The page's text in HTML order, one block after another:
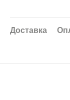
Доставка